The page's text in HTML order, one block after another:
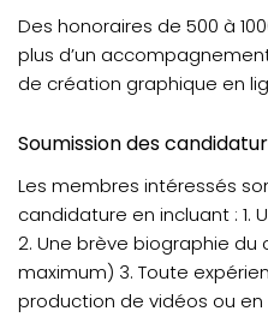
Des honoraires de 500 à
plus d’un
de création graphique en
Soumission des
Les membres intéressés
candidature en incluant : 1.
2. Une brève biographie
maximum) 3. Toute
production de vidéos ou